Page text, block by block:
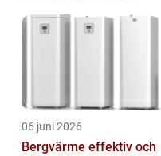
06 juni 2026
Bergvärme effektiv och